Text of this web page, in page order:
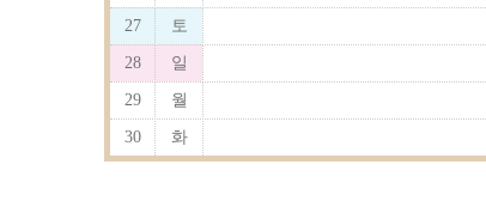
27 토
28 일
29 월
30 화